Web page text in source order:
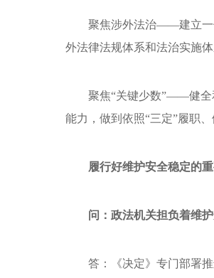
聚焦涉外法治——建立一
外法律法规体系和法治实施
聚焦“关键少数”——健全
能力，做到依照“三定”履职
履行好维护安全稳定的
问：政法机关担负着维
答：《决定》专门部署